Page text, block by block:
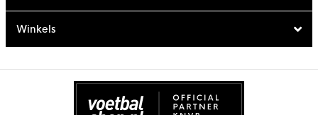
Winkels